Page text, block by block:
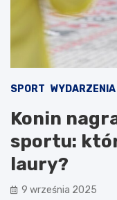
SPORT WYDARZENIA
Konin
sportu:
laury?
9 września 2025